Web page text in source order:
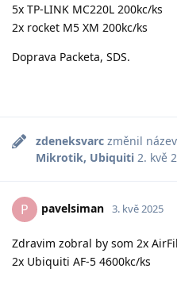
5x TP-LINK MC220L 200kc/ks
2x rocket M5 XM 200kc/ks
Doprava Packeta, SDS.
zdeneksvarc změnil
Mikrotik, Ubiquiti 2. kvě
P pavelsiman 3. kvě 2025
Zdravim zobral by som 2x
2x Ubiquiti AF-5 4600kc/ks